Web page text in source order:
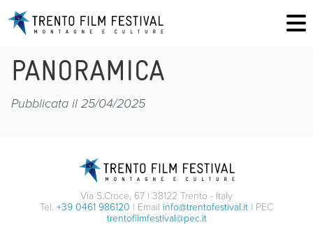
PANORAMICA
Pubblicata il 25/04/2025
Via S.Croce, 67 | 38122 Trento - Italy
Tel. +39 0461 986120 | Email info@trentofestival.it | PEC
trentofilmfestival@pec.it